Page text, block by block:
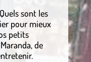
sont les
pour mieux
petits
de